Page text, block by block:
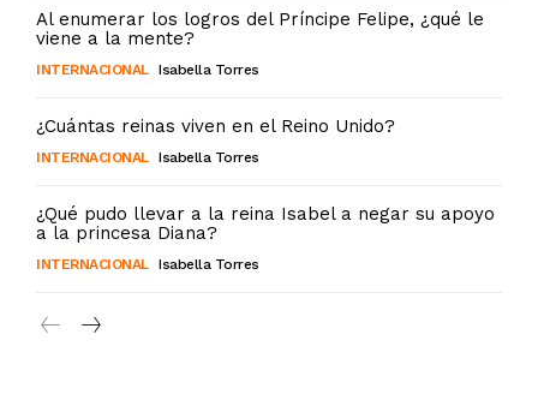
Al enumerar los logros del Príncipe Felipe, ¿qué le
viene a la mente?
INTERNACIONAL Isabella Torres
¿Cuántas reinas viven en el Reino Unido?
INTERNACIONAL Isabella Torres
¿Qué pudo llevar a la reina Isabel a negar su apoyo
a la princesa Diana?
INTERNACIONAL Isabella Torres